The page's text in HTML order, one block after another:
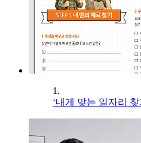
1.
‘내게 맞는 일자리